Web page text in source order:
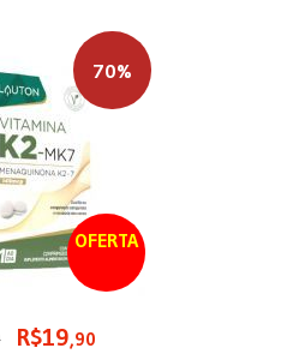
OFERTA
70%
R$19,90